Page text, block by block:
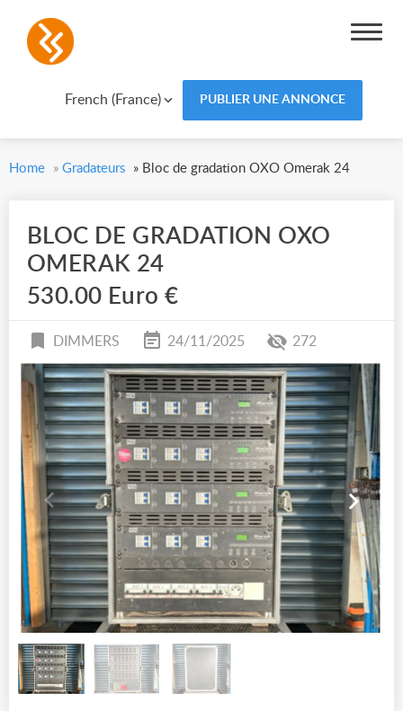
French (France) PUBLIER UNE ANNONCE
Home » Gradateurs » Bloc de gradation OXO Omerak 24
BLOC DE GRADATION OXO
OMERAK 24
530.00 Euro €
DIMMERS 24/11/2025 272